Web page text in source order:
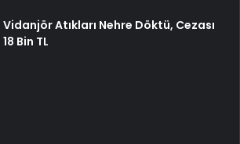
Vidanjör Atıkları Nehre Döktü, Cezası
18 Bin TL